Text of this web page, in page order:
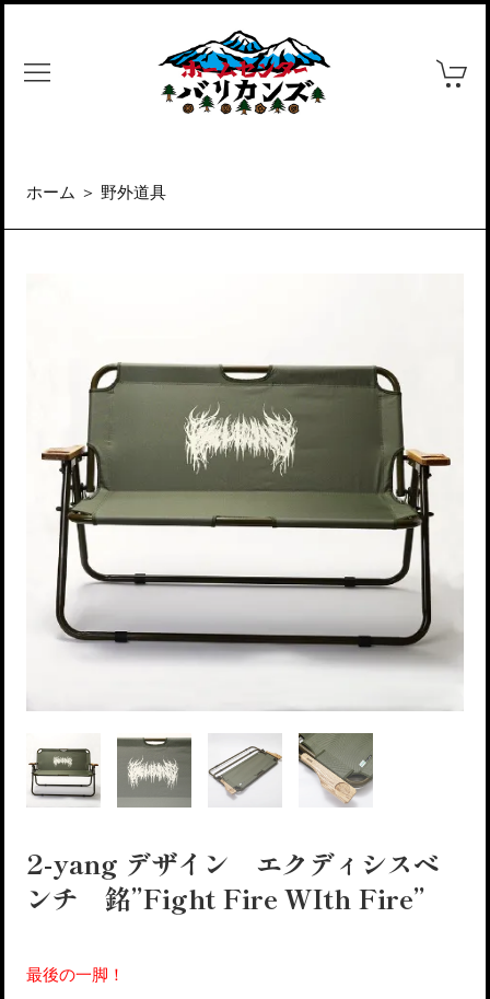
ホーム ＞ 野外道具
2-yang デザイン エクディシスベ
ンチ 銘”Fight Fire WIth Fire”
最後の一脚！